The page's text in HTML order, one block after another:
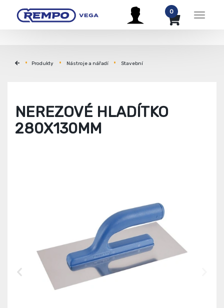
Menu
0
Produkty Nástroje a nářadí Stavební
NEREZOVÉ HLADÍTKO
280X130MM